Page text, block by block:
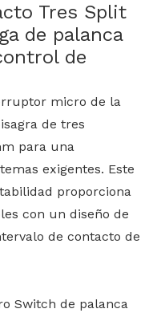
Tres Split
de palanca
de
micro de la
de tres
para una
exigentes. Este
proporciona
con un diseño de
de contacto de
Switch de palanca